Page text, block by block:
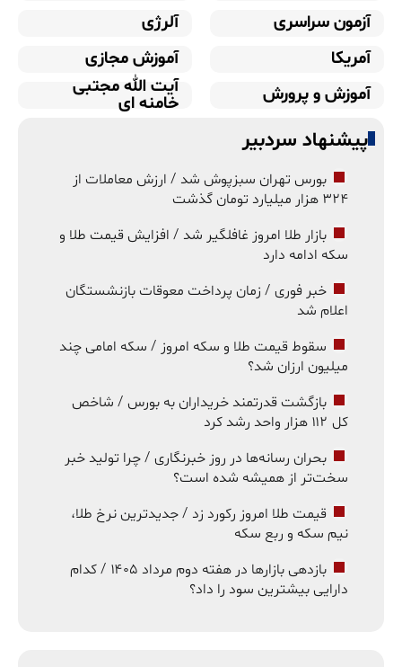
آزمون سراسری
آلرژی
آمریکا
آموزش مجازی
آموزش و پرورش
آیت الله مجتبی
خامنه ای
پیشنهاد سردبیر
بورس تهران سبزپوش شد / ارزش معاملات از
۳۲۴ هزار میلیارد تومان گذشت
بازار طلا امروز غافلگیر شد / افزایش قیمت طلا و
سکه ادامه دارد
خبر فوری / زمان پرداخت معوقات بازنشستگان
اعلام شد
سقوط قیمت طلا و سکه امروز / سکه امامی چند
میلیون ارزان شد؟
بازگشت قدرتمند خریداران به بورس / شاخص
کل ۱۱۲ هزار واحد رشد کرد
بحران رسانه‌ها در روز خبرنگاری / چرا تولید خبر
سخت‌تر از همیشه شده است؟
قیمت طلا امروز رکورد زد / جدیدترین نرخ طلا،
نیم سکه و ربع سکه
بازدهی بازارها در هفته دوم مرداد ۱۴۰۵ / کدام
دارایی بیشترین سود را داد؟